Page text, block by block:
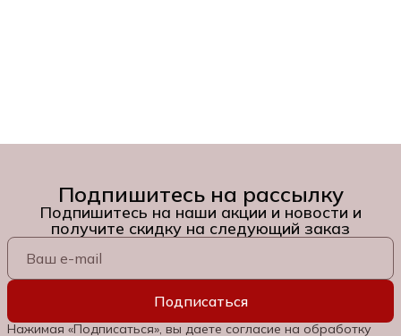
Подпишитесь на рассылку
Подпишитесь на наши акции и новости и
получите скидку на следующий заказ
Подписаться
Нажимая «Подписаться», вы даете согласие на обработку